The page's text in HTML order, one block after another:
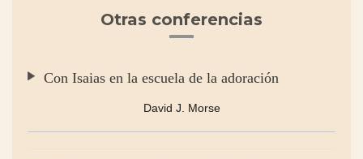
Otras conferencias
Con Isaias en la escuela de la adoración
David J. Morse